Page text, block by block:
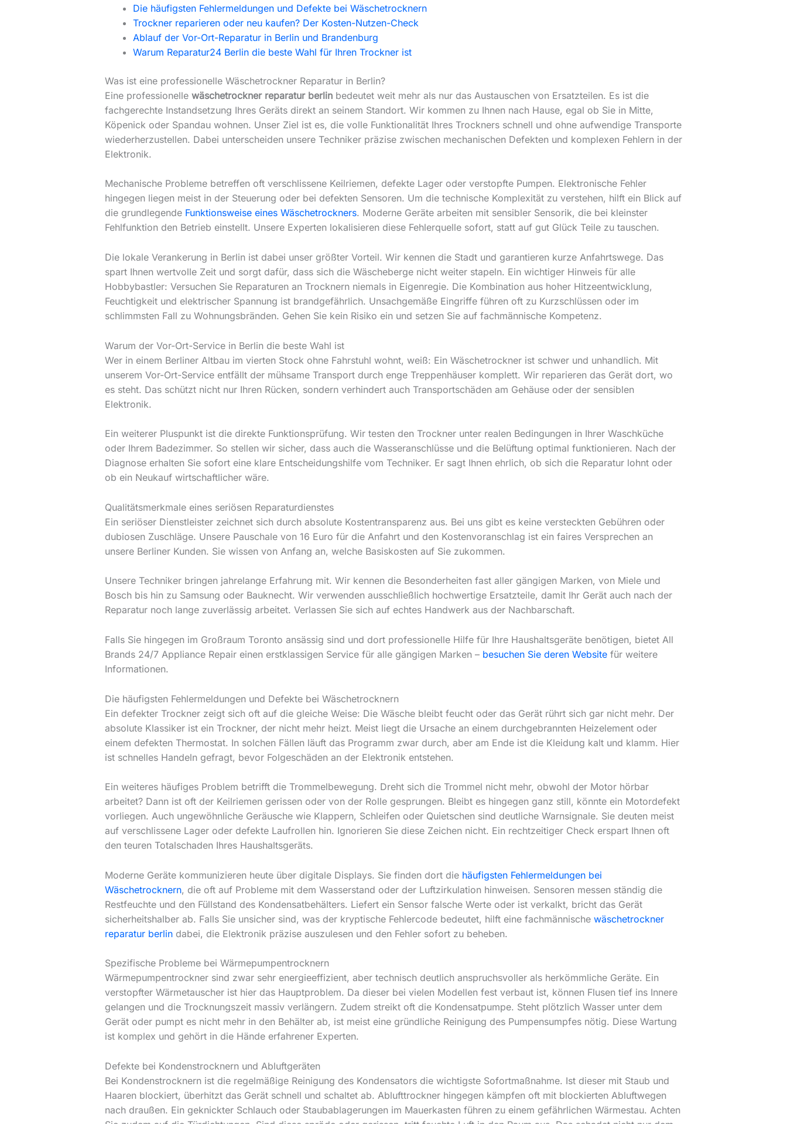
Die häufigsten Fehlermeldungen und Defekte bei Wäschetrocknern
Trockner reparieren oder neu kaufen? Der Kosten-Nutzen-Check
Ablauf der Vor-Ort-Reparatur in Berlin und Brandenburg
Warum Reparatur24 Berlin die beste Wahl für Ihren Trockner ist
Was ist eine professionelle Wäschetrockner Reparatur in Berlin?
Eine professionelle wäschetrockner reparatur berlinbedeutet weit mehr als nur das Austauschen von Ersatzteilen. Es ist die
fachgerechte Instandsetzung Ihres Geräts direkt an seinem Standort. Wir kommen zu Ihnen nach Hause, egal ob Sie in Mitte,
Köpenick oder Spandau wohnen. Unser Ziel ist es, die volle Funktionalität Ihres Trockners schnell und ohne aufwendige Transporte
wiederherzustellen. Dabei unterscheiden unsere Techniker präzise zwischen mechanischen Defekten und komplexen Fehlern in der
Elektronik.
Mechanische Probleme betreffen oft verschlissene Keilriemen, defekte Lager oder verstopfte Pumpen. Elektronische Fehler
hingegen liegen meist in der Steuerung oder bei defekten Sensoren. Um die technische Komplexität zu verstehen, hilft ein Blick auf
die grundlegende Funktionsweise eines Wäschetrockners. Moderne Geräte arbeiten mit sensibler Sensorik, die bei kleinster
Fehlfunktion den Betrieb einstellt. Unsere Experten lokalisieren diese Fehlerquelle sofort, statt auf gut Glück Teile zu tauschen.
Die lokale Verankerung in Berlin ist dabei unser größter Vorteil. Wir kennen die Stadt und garantieren kurze Anfahrtswege. Das
spart Ihnen wertvolle Zeit und sorgt dafür, dass sich die Wäscheberge nicht weiter stapeln. Ein wichtiger Hinweis für alle
Hobbybastler: Versuchen Sie Reparaturen an Trocknern niemals in Eigenregie. Die Kombination aus hoher Hitzeentwicklung,
Feuchtigkeit und elektrischer Spannung ist brandgefährlich. Unsachgemäße Eingriffe führen oft zu Kurzschlüssen oder im
schlimmsten Fall zu Wohnungsbränden. Gehen Sie kein Risiko ein und setzen Sie auf fachmännische Kompetenz.
Warum der Vor-Ort-Service in Berlin die beste Wahl ist
Wer in einem Berliner Altbau im vierten Stock ohne Fahrstuhl wohnt, weiß: Ein Wäschetrockner ist schwer und unhandlich. Mit
unserem Vor-Ort-Service entfällt der mühsame Transport durch enge Treppenhäuser komplett. Wir reparieren das Gerät dort, wo
es steht. Das schützt nicht nur Ihren Rücken, sondern verhindert auch Transportschäden am Gehäuse oder der sensiblen
Elektronik.
Ein weiterer Pluspunkt ist die direkte Funktionsprüfung. Wir testen den Trockner unter realen Bedingungen in Ihrer Waschküche
oder Ihrem Badezimmer. So stellen wir sicher, dass auch die Wasseranschlüsse und die Belüftung optimal funktionieren. Nach der
Diagnose erhalten Sie sofort eine klare Entscheidungshilfe vom Techniker. Er sagt Ihnen ehrlich, ob sich die Reparatur lohnt oder
ob ein Neukauf wirtschaftlicher wäre.
Qualitätsmerkmale eines seriösen Reparaturdienstes
Ein seriöser Dienstleister zeichnet sich durch absolute Kostentransparenz aus. Bei uns gibt es keine versteckten Gebühren oder
dubiosen Zuschläge. Unsere Pauschale von 16 Euro für die Anfahrt und den Kostenvoranschlag ist ein faires Versprechen an
unsere Berliner Kunden. Sie wissen von Anfang an, welche Basiskosten auf Sie zukommen.
Unsere Techniker bringen jahrelange Erfahrung mit. Wir kennen die Besonderheiten fast aller gängigen Marken, von Miele und
Bosch bis hin zu Samsung oder Bauknecht. Wir verwenden ausschließlich hochwertige Ersatzteile, damit Ihr Gerät auch nach der
Reparatur noch lange zuverlässig arbeitet. Verlassen Sie sich auf echtes Handwerk aus der Nachbarschaft.
Falls Sie hingegen im Großraum Toronto ansässig sind und dort professionelle Hilfe für Ihre Haushaltsgeräte benötigen, bietet All
Brands 24/7 Appliance Repair einen erstklassigen Service für alle gängigen Marken – besuchen Sie deren Websitefür weitere
Informationen.
Die häufigsten Fehlermeldungen und Defekte bei Wäschetrocknern
Ein defekter Trockner zeigt sich oft auf die gleiche Weise: Die Wäsche bleibt feucht oder das Gerät rührt sich gar nicht mehr. Der
absolute Klassiker ist ein Trockner, der nicht mehr heizt. Meist liegt die Ursache an einem durchgebrannten Heizelement oder
einem defekten Thermostat. In solchen Fällen läuft das Programm zwar durch, aber am Ende ist die Kleidung kalt und klamm. Hier
ist schnelles Handeln gefragt, bevor Folgeschäden an der Elektronik entstehen.
Ein weiteres häufiges Problem betrifft die Trommelbewegung. Dreht sich die Trommel nicht mehr, obwohl der Motor hörbar
arbeitet? Dann ist oft der Keilriemen gerissen oder von der Rolle gesprungen. Bleibt es hingegen ganz still, könnte ein Motordefekt
vorliegen. Auch ungewöhnliche Geräusche wie Klappern, Schleifen oder Quietschen sind deutliche Warnsignale. Sie deuten meist
auf verschlissene Lager oder defekte Laufrollen hin. Ignorieren Sie diese Zeichen nicht. Ein rechtzeitiger Check erspart Ihnen oft
den teuren Totalschaden Ihres Haushaltsgeräts.
Moderne Geräte kommunizieren heute über digitale Displays. Sie finden dort die häufigsten Fehlermeldungen bei
Wäschetrocknern, die oft auf Probleme mit dem Wasserstand oder der Luftzirkulation hinweisen. Sensoren messen ständig die
Restfeuchte und den Füllstand des Kondensatbehälters. Liefert ein Sensor falsche Werte oder ist verkalkt, bricht das Gerät
sicherheitshalber ab. Falls Sie unsicher sind, was der kryptische Fehlercode bedeutet, hilft eine fachmännische wäschetrockner
reparatur berlindabei, die Elektronik präzise auszulesen und den Fehler sofort zu beheben.
Spezifische Probleme bei Wärmepumpentrocknern
Wärmepumpentrockner sind zwar sehr energieeffizient, aber technisch deutlich anspruchsvoller als herkömmliche Geräte. Ein
verstopfter Wärmetauscher ist hier das Hauptproblem. Da dieser bei vielen Modellen fest verbaut ist, können Flusen tief ins Innere
gelangen und die Trocknungszeit massiv verlängern. Zudem streikt oft die Kondensatpumpe. Steht plötzlich Wasser unter dem
Gerät oder pumpt es nicht mehr in den Behälter ab, ist meist eine gründliche Reinigung des Pumpensumpfes nötig. Diese Wartung
ist komplex und gehört in die Hände erfahrener Experten.
Defekte bei Kondenstrocknern und Abluftgeräten
Bei Kondenstrocknern ist die regelmäßige Reinigung des Kondensators die wichtigste Sofortmaßnahme. Ist dieser mit Staub und
Haaren blockiert, überhitzt das Gerät schnell und schaltet ab. Ablufttrockner hingegen kämpfen oft mit blockierten Abluftwegen
nach draußen. Ein geknickter Schlauch oder Staubablagerungen im Mauerkasten führen zu einem gefährlichen Wärmestau. Achten